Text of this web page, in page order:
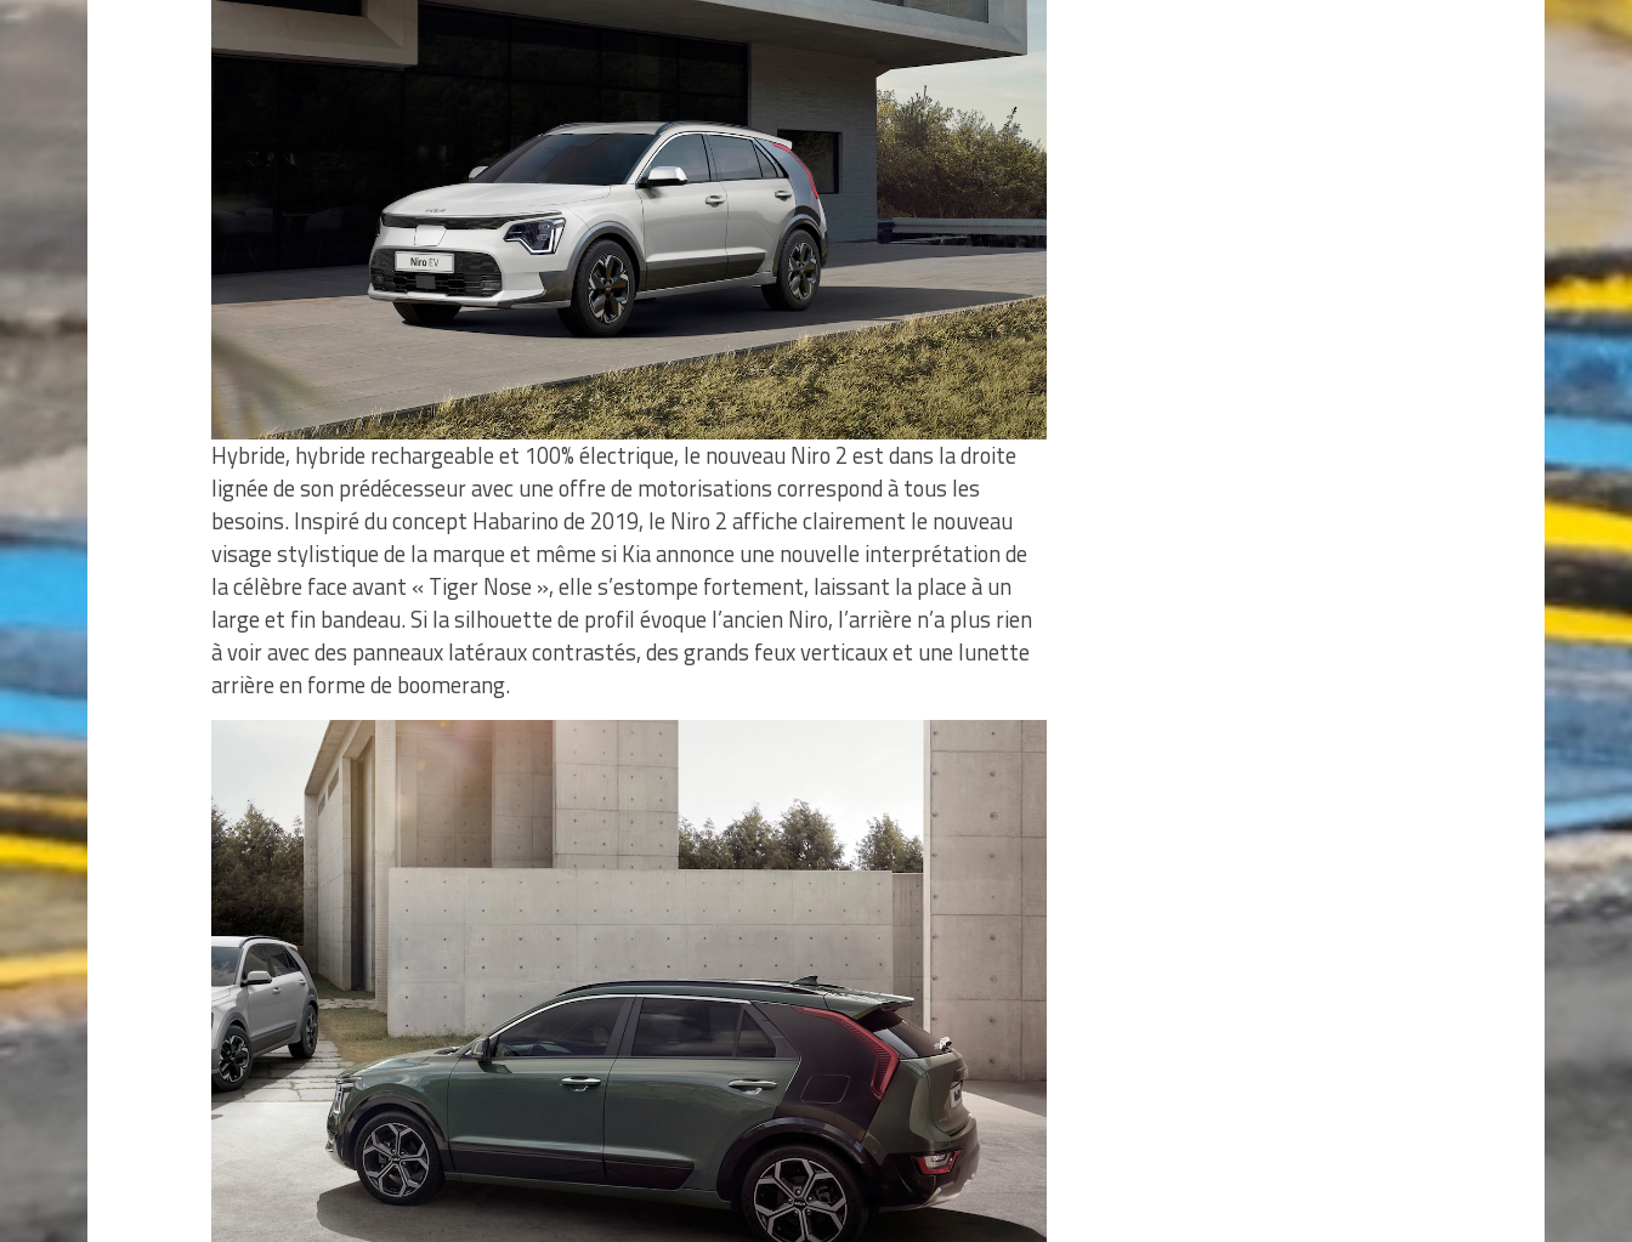
Hybride, hybride rechargeable et 100% électrique, le nouveau Niro 2 est dans la droite
lignée de son prédécesseur avec une offre de motorisations correspond à tous les
besoins. Inspiré du concept Habarino de 2019, le Niro 2 affiche clairement le nouveau
visage stylistique de la marque et même si Kia annonce une nouvelle interprétation de
la célèbre face avant « Tiger Nose », elle s’estompe fortement, laissant la place à un
large et fin bandeau. Si la silhouette de profil évoque l’ancien Niro, l’arrière n’a plus rien
à voir avec des panneaux latéraux contrastés, des grands feux verticaux et une lunette
arrière en forme de boomerang.